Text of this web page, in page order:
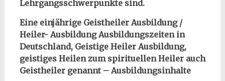
Lehrgangsschwerpunkte sind.
Eine einjährige Geistheiler Ausbildung /
Heiler- Ausbildung Ausbildungszeiten in
Deutschland, Geistige Heiler Ausbildung,
geistiges Heilen zum spirituellen Heiler auch
Geistheiler genannt – Ausbildungsinhalte